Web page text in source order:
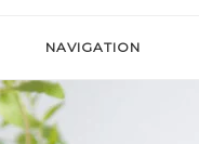
NAVIGATION